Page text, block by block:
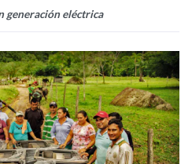
generación eléctrica